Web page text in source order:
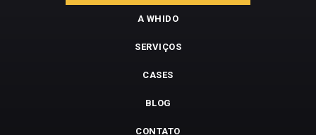
A WHIDO
SERVIÇOS
CASES
BLOG
CONTATO